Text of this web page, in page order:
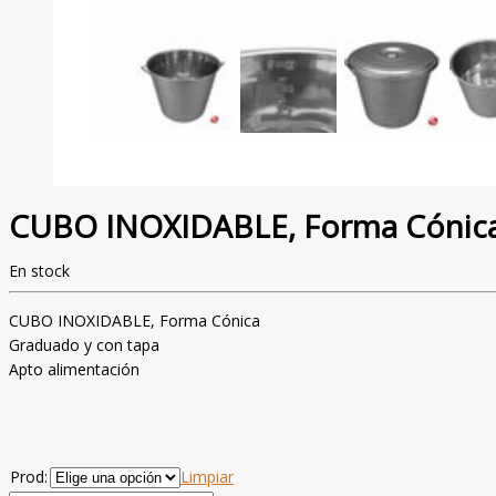
CUBO INOXIDABLE, Forma
En stock
CUBO INOXIDABLE, Forma Cónica
Graduado y con tapa
Apto alimentación
Prod:
Limpiar